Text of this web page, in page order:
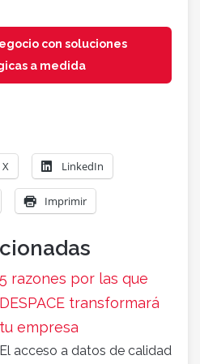
con soluciones
a medida
X LinkedIn
Imprimir
5 razones por las que
DESPACE transformará
tu empresa
El acceso a datos de calidad